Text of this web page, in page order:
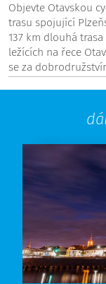
Objevte Otavskou
trasu spojující
137 km dlouhá
ležících na řece
se za